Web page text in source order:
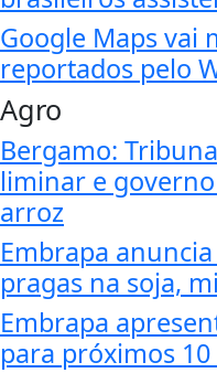
Google Maps vai
reportados pelo
Agro
Bergamo:
liminar e
arroz
Embrapa
pragas na soja,
Embrapa
para próximos